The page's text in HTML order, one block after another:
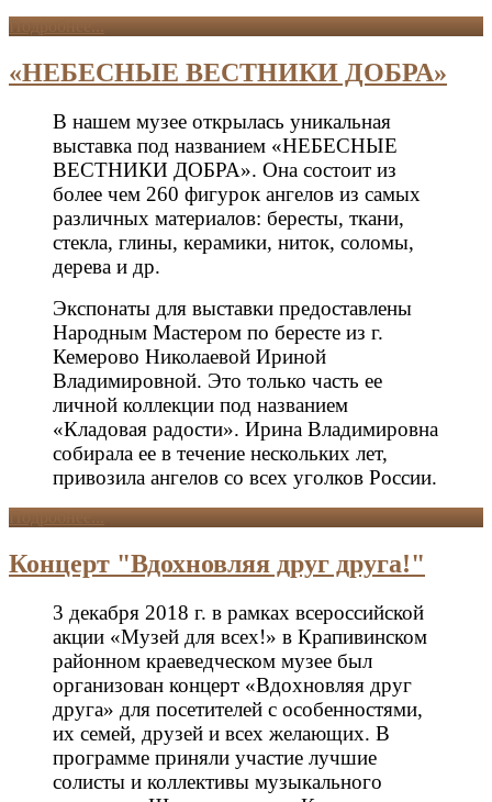
Подробнее...
«НЕБЕСНЫЕ ВЕСТНИКИ ДОБРА»
В нашем музее открылась уникальная
выставка под названием «НЕБЕСНЫЕ
ВЕСТНИКИ ДОБРА». Она состоит из
более чем 260 фигурок ангелов из самых
различных материалов: бересты, ткани,
стекла, глины, керамики, ниток, соломы,
дерева и др.
Экспонаты для выставки предоставлены
Народным Мастером по бересте из г.
Кемерово Николаевой Ириной
Владимировной. Это только часть ее
личной коллекции под названием
«Кладовая радости». Ирина Владимировна
собирала ее в течение нескольких лет,
привозила ангелов со всех уголков России.
Подробнее...
Концерт "Вдохновляя друг друга!"
3 декабря 2018 г. в рамках всероссийской
акции «Музей для всех!» в Крапивинском
районном краеведческом музее был
организован концерт «Вдохновляя друг
друга» для посетителей с особенностями,
их семей, друзей и всех желающих. В
программе приняли участие лучшие
солисты и коллективы музыкального